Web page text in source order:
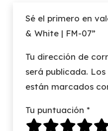
Sé el primero en
& White | FM-07”
Tu dirección de
será publicada.
están marcados
Tu puntuación *